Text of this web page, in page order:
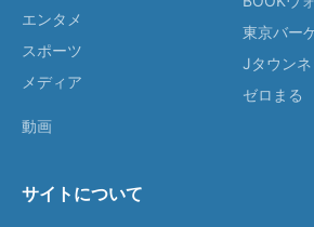
エンタメ
スポーツ
メディア
動画
東京バー
Jタウンネ
ゼロまる
サイトについて